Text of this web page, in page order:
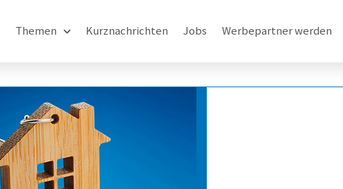
Themen Kurznachrichten Jobs Werbepartner werden